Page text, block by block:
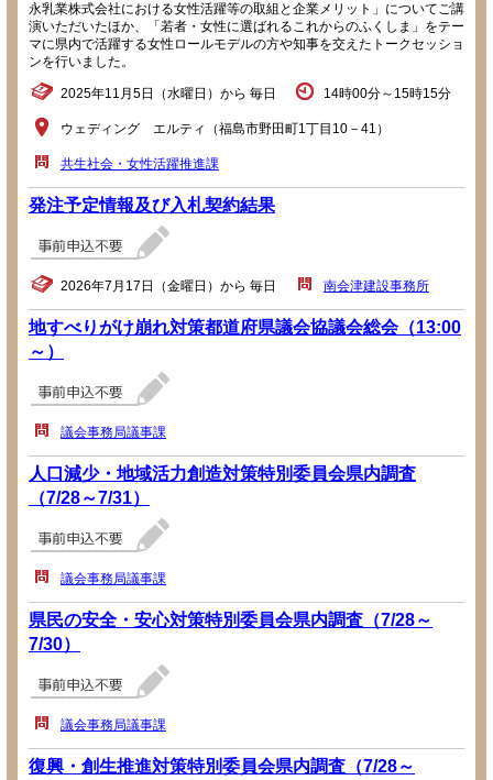
永乳業株式会社における女性活躍等の取組と企業メリット」についてご講
演いただいたほか、「若者・女性に選ばれるこれからのふくしま」をテー
マに県内で活躍する女性ロールモデルの方や知事を交えたトークセッショ
ンを行いました。
2025年11月5日（水曜日）から 毎日 14時00分～15時15分
ウェディング エルティ（福島市野田町1丁目10－41）
共生社会・女性活躍推進課
発注予定情報及び入札契約結果
2026年7月17日（金曜日）から 毎日 南会津建設事務所
地すべりがけ崩れ対策都道府県議会協議会総会（13:00
～）
議会事務局議事課
人口減少・地域活力創造対策特別委員会県内調査
（7/28～7/31）
議会事務局議事課
県民の安全・安心対策特別委員会県内調査（7/28～
7/30）
議会事務局議事課
復興・創生推進対策特別委員会県内調査（7/28～